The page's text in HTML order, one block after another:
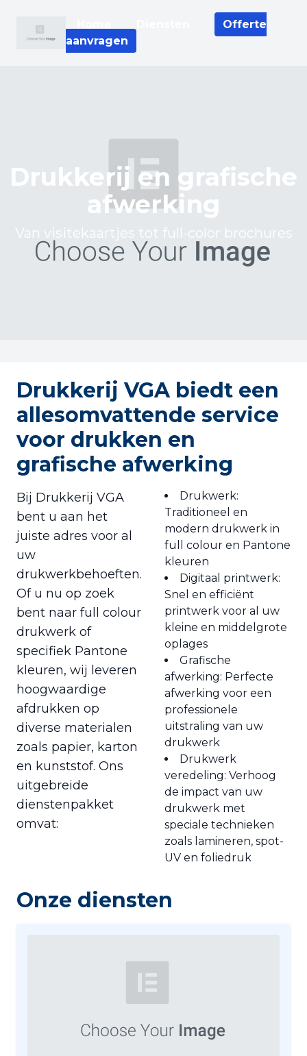
Offerte
aanvragen
Drukkerij en grafische
afwerking
Van visitekaartjes tot full-color brochures
Drukkerij VGA biedt een
allesomvattende service
voor drukken en
grafische afwerking
Bij Drukkerij VGA
bent u aan het
juiste adres voor al
uw
drukwerkbehoeften.
Of u nu op zoek
bent naar full colour
drukwerk of
specifiek Pantone
kleuren, wij leveren
hoogwaardige
afdrukken op
diverse materialen
zoals papier, karton
en kunststof. Ons
uitgebreide
dienstenpakket
omvat:
Drukwerk:
Traditioneel en
modern drukwerk in
full colour en Pantone
kleuren
Digitaal printwerk:
Snel en efficiënt
printwerk voor al uw
kleine en middelgrote
oplages
Grafische
afwerking: Perfecte
afwerking voor een
professionele
uitstraling van uw
drukwerk
Drukwerk
veredeling: Verhoog
de impact van uw
drukwerk met
speciale technieken
zoals lamineren, spot-
UV en foliedruk
Onze diensten